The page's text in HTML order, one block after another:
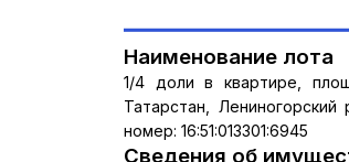
Наименование лота
1/4 доли в квартире,
Татарстан,
номер: 16:51:013301:6945
Сведения об